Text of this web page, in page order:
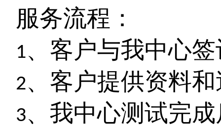
服务流程：
1、客户与我中心
2、客户提供资料
3、我中心测试完